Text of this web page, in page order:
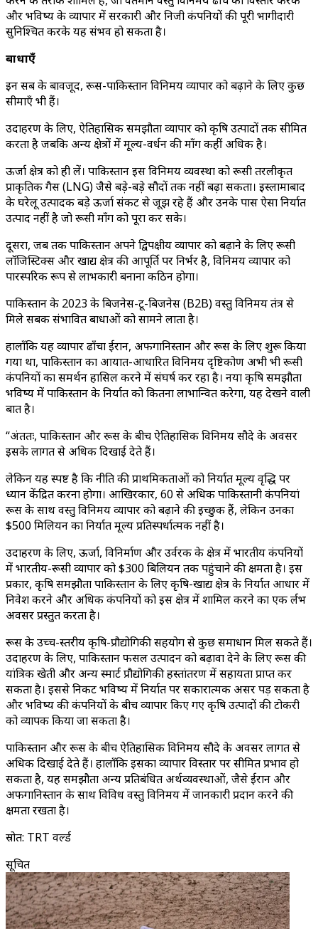
और भविष्य के व्यापार में सरकारी और निजी कंपनियों की पूरी भागीदारी
सुनिश्चित करके यह संभव हो सकता है।
बाधाएँ
इन सब के बावजूद, रूस-पाकिस्तान विनिमय व्यापार को बढ़ाने के लिए कुछ
सीमाएँ भी हैं।
उदाहरण के लिए, ऐतिहासिक समझौता व्यापार को कृषि उत्पादों तक सीमित
करता है जबकि अन्य क्षेत्रों में मूल्य-वर्धन की माँग कहीं अधिक है।
ऊर्जा क्षेत्र को ही लें। पाकिस्तान इस विनिमय व्यवस्था को रूसी तरलीकृत
प्राकृतिक गैस (LNG) जैसे बड़े-बड़े सौदों तक नहीं बढ़ा सकता। इस्लामाबाद
के घरेलू उत्पादक बड़े ऊर्जा संकट से जूझ रहे हैं और उनके पास ऐसा निर्यात
उत्पाद नहीं है जो रूसी माँग को पूरा कर सके।
दूसरा, जब तक पाकिस्तान अपने द्विपक्षीय व्यापार को बढ़ाने के लिए रूसी
लॉजिस्टिक्स और खाद्य क्षेत्र की आपूर्ति पर निर्भर है, विनिमय व्यापार को
पारस्परिक रूप से लाभकारी बनाना कठिन होगा।
पाकिस्तान के 2023 के बिजनेस-टू-बिजनेस (B2B) वस्तु विनिमय तंत्र से
मिले सबक संभावित बाधाओं को सामने लाता है।
हालाँकि यह व्यापार ढाँचा ईरान, अफगानिस्तान और रूस के लिए शुरू किया
गया था, पाकिस्तान का आयात-आधारित विनिमय दृष्टिकोण अभी भी रूसी
कंपनियों का समर्थन हासिल करने में संघर्ष कर रहा है। नया कृषि समझौता
भविष्य में पाकिस्तान के निर्यात को कितना लाभान्वित करेगा, यह देखने वाली
बात है।
“अंततः, पाकिस्तान और रूस के बीच ऐतिहासिक विनिमय सौदे के अवसर
इसके लागत से अधिक दिखाई देते हैं।
लेकिन यह स्पष्ट है कि नीति की प्राथमिकताओं को निर्यात मूल्य वृद्धि पर
ध्यान केंद्रित करना होगा। आखिरकार, 60 से अधिक पाकिस्तानी कंपनियां
रूस के साथ वस्तु विनिमय व्यापार को बढ़ाने की इच्छुक हैं, लेकिन उनका
$500 मिलियन का निर्यात मूल्य प्रतिस्पर्धात्मक नहीं है।
उदाहरण के लिए, ऊर्जा, विनिर्माण और उर्वरक के क्षेत्र में भारतीय कंपनियों
में भारतीय-रूसी व्यापार को $300 बिलियन तक पहुंचाने की क्षमता है। इस
प्रकार, कृषि समझौता पाकिस्तान के लिए कृषि-खाद्य क्षेत्र के निर्यात आधार में
निवेश करने और अधिक कंपनियों को इस क्षेत्र में शामिल करने का एक दुर्लभ
अवसर प्रस्तुत करता है।
रूस के उच्च-स्तरीय कृषि-प्रौद्योगिकी सहयोग से कुछ समाधान मिल सकते हैं।
उदाहरण के लिए, पाकिस्तान फसल उत्पादन को बढ़ावा देने के लिए रूस की
यांत्रिक खेती और अन्य स्मार्ट प्रौद्योगिकी हस्तांतरण में सहायता प्राप्त कर
सकता है। इससे निकट भविष्य में निर्यात पर सकारात्मक असर पड़ सकता है
और भविष्य की कंपनियों के बीच व्यापार किए गए कृषि उत्पादों की टोकरी
को व्यापक किया जा सकता है।
पाकिस्तान और रूस के बीच ऐतिहासिक विनिमय सौदे के अवसर लागत से
अधिक दिखाई देते हैं। हालाँकि इसका व्यापार विस्तार पर सीमित प्रभाव हो
सकता है, यह समझौता अन्य प्रतिबंधित अर्थव्यवस्थाओं, जैसे ईरान और
अफगानिस्तान के साथ विविध वस्तु विनिमय में जानकारी प्रदान करने की
क्षमता रखता है।
स्रोत: TRT वर्ल्ड
सूचित